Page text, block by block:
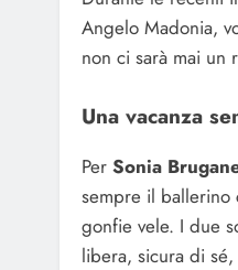
Angelo Madonia,
non ci sarà mai un
Una vacanza
Per Sonia
sempre il ballerino
gonfie vele. I due
libera, sicura di